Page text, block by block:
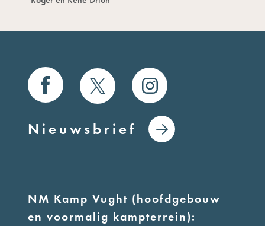
Nieuwsbrief
NM Kamp Vught (hoofdgebouw
en voormalig kampterrein):